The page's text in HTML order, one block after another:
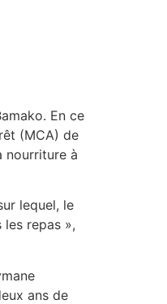
En ce
(MCA) de
nourriture à
lequel, le
les repas »,
ans de